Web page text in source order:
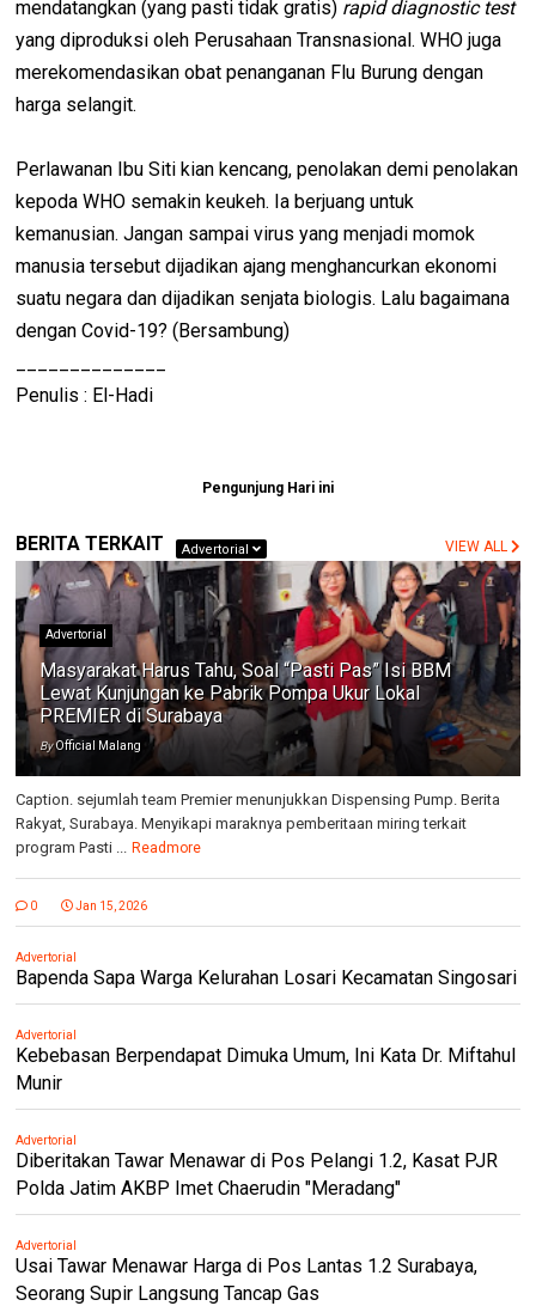
mendatangkan (yang pasti tidak gratis) rapid diagnostic test
yang diproduksi oleh Perusahaan Transnasional. WHO juga
merekomendasikan obat penanganan Flu Burung dengan
harga selangit.
Perlawanan Ibu Siti kian kencang, penolakan demi penolakan
kepoda WHO semakin keukeh. Ia berjuang untuk
kemanusian. Jangan sampai virus yang menjadi momok
manusia tersebut dijadikan ajang menghancurkan ekonomi
suatu negara dan dijadikan senjata biologis. Lalu bagaimana
dengan Covid-19? (Bersambung)
Penulis : El-Hadi
Pengunjung Hari ini
BERITA TERKAIT Advertorial VIEW ALL
Advertorial
Masyarakat Harus Tahu, Soal “Pasti Pas” Isi BBM
Lewat Kunjungan ke Pabrik Pompa Ukur Lokal
PREMIER di Surabaya
ByOfficial Malang
Caption. sejumlah team Premier menunjukkan Dispensing Pump. Berita
Rakyat, Surabaya. Menyikapi maraknya pemberitaan miring terkait
program Pasti ...
Readmore
0 Jan 15, 2026
Advertorial
Bapenda Sapa Warga Kelurahan Losari Kecamatan Singosari
Advertorial
Kebebasan Berpendapat Dimuka Umum, Ini Kata Dr. Miftahul
Munir
Advertorial
Diberitakan Tawar Menawar di Pos Pelangi 1.2, Kasat PJR
Polda Jatim AKBP Imet Chaerudin "Meradang"
Advertorial
Usai Tawar Menawar Harga di Pos Lantas 1.2 Surabaya,
Seorang Supir Langsung Tancap Gas